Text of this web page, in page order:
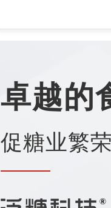
卓越的
促糖业繁